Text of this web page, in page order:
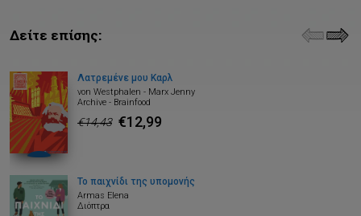
Δείτε επίσης:
Λατρεμένε μου Καρλ
von Westphalen - Marx Jenny
Archive - Brainfood
€14,43 €12,99
Το παιχνίδι της υπομονής
Armas Elena
Διόπτρα